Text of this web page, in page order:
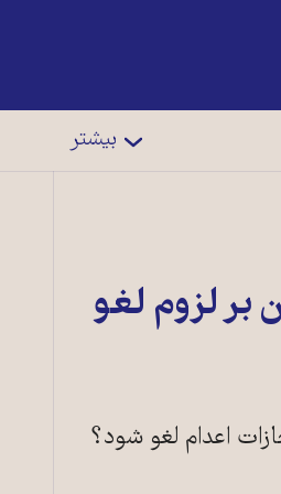
بیشتر
لزوم لغو
اعدام لغو شود؟